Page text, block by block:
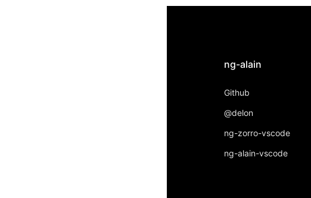
ng-alain
Github
@delon
ng-zorro-vscode
ng-alain-vscode